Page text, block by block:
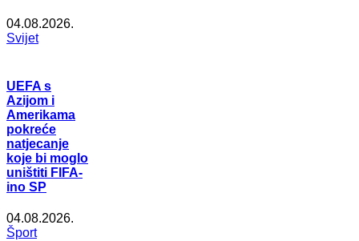
04.08.2026.
Svijet
UEFA s
Azijom i
Amerikama
pokreće
natjecanje
koje bi moglo
uništiti FIFA-
ino SP
04.08.2026.
Šport